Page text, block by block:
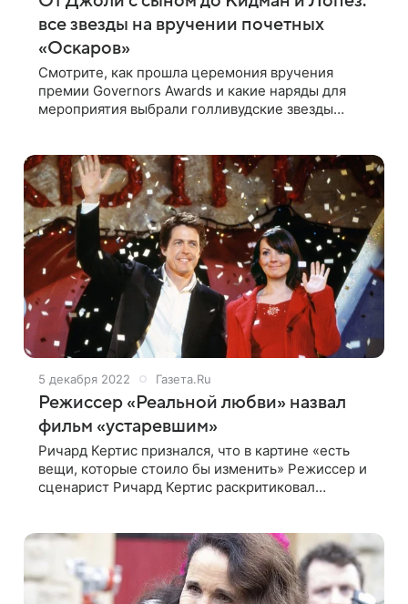
все звезды на вручении почетных
«Оскаров»
Смотрите, как прошла церемония вручения
премии Governors Awards и какие наряды для
мероприятия выбрали голливудские звезды
называют
5 декабря 2022 Газета.Ru
Режиссер «Реальной любви» назвал
фильм «устаревшим»
Ричард Кертис признался, что в картине «есть
вещи, которые стоило бы изменить» Режиссер и
сценарист Ричард Кертис раскритиковал
соображениями